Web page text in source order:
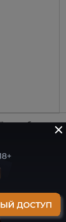
и работает